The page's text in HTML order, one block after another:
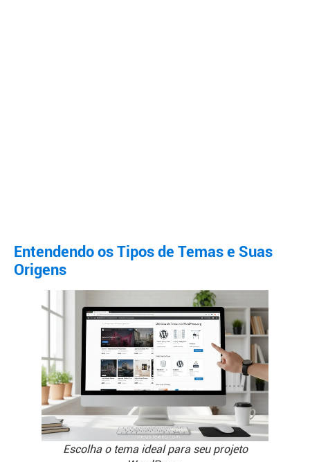
Entendendo os Tipos de Temas e Suas
Origens
Escolha o tema ideal para seu projeto